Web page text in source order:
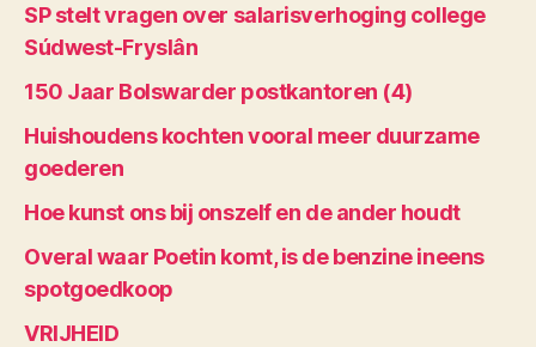
SP stelt vragen over salarisverhoging college
Súdwest-Fryslân
150 Jaar Bolswarder postkantoren (4)
Huishoudens kochten vooral meer duurzame
goederen
Hoe kunst ons bij onszelf en de ander houdt
Overal waar Poetin komt, is de benzine ineens
spotgoedkoop
VRIJHEID